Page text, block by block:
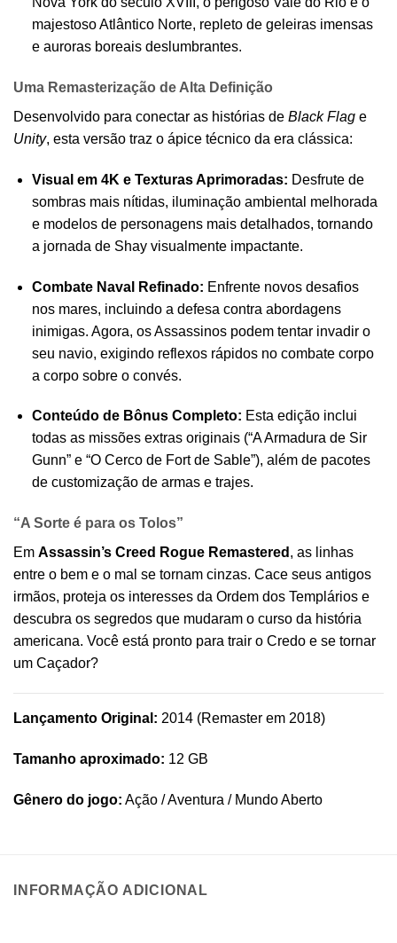
majestoso Atlântico Norte, repleto de geleiras imensas
e auroras boreais deslumbrantes.
Uma Remasterização de Alta Definição
Desenvolvido para conectar as histórias de Black Flag e
Unity, esta versão traz o ápice técnico da era clássica:
Visual em 4K e Texturas Aprimoradas: Desfrute de
sombras mais nítidas, iluminação ambiental melhorada
e modelos de personagens mais detalhados, tornando
a jornada de Shay visualmente impactante.
Combate Naval Refinado: Enfrente novos desafios
nos mares, incluindo a defesa contra abordagens
inimigas. Agora, os Assassinos podem tentar invadir o
seu navio, exigindo reflexos rápidos no combate corpo
a corpo sobre o convés.
Conteúdo de Bônus Completo: Esta edição inclui
todas as missões extras originais (“A Armadura de Sir
Gunn” e “O Cerco de Fort de Sable”), além de pacotes
de customização de armas e trajes.
“A Sorte é para os Tolos”
Em Assassin’s Creed Rogue Remastered , as linhas
entre o bem e o mal se tornam cinzas. Cace seus antigos
irmãos, proteja os interesses da Ordem dos Templários e
descubra os segredos que mudaram o curso da história
americana. Você está pronto para trair o Credo e se tornar
um Caçador?
Lançamento Original: 2014 (Remaster em 2018)
Tamanho aproximado: 12 GB
Gênero do jogo: Ação / Aventura / Mundo Aberto
INFORMAÇÃO ADICIONAL